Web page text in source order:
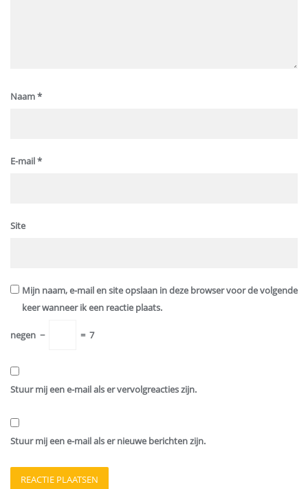
Naam*
E-mail*
Site
Mijn naam, e-mail en site opslaan in deze browser voor de volgende
keer wanneer ik een reactie plaats.
negen − = 7
Stuur mij een e-mail als er vervolgreacties zijn.
Stuur mij een e-mail als er nieuwe berichten zijn.